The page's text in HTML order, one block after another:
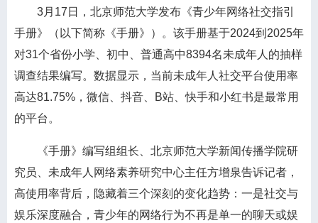
3月17日，北京师范大学发布《青少年网络社交指引
手册》（以下简称《手册》）。该手册基于2024到2025年
对31个省份小学、初中、普通高中8394名未成年人的抽样
调查结果编写。数据显示，当前未成年人社交平台使用率
高达81.75%，微信、抖音、B站、快手和小红书是最常用
的平台。
《手册》编写组组长、北京师范大学新闻传播学院研
究员、未成年人网络素养研究中心主任方增泉告诉记者，
高使用率背后，隐藏着三个深刻的变化趋势：一是社交与
娱乐深度融合，青少年的网络行为不再是单一的聊天或娱